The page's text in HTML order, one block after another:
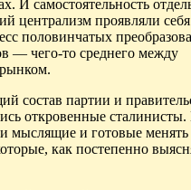
И самостоятельность
централизм проявляли
половинчатых
— чего-то среднего между
состав партии и
откровенные
мыслящие и готовые
как постепенно